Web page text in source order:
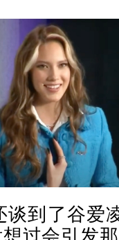
谈到了谷爱